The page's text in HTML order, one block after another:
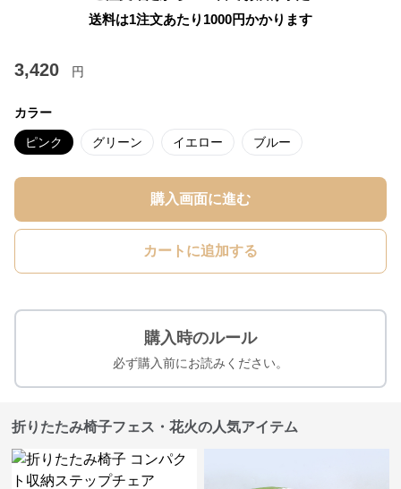
送料は1注文あたり 1000円かかります
3,420 円
カラー
ピンク グリーン イエロー ブルー
購入画面に進む
カートに追加する
購入時のルール
必ず購入前にお読みください。
折りたたみ椅子フェス・花火の人気アイテム